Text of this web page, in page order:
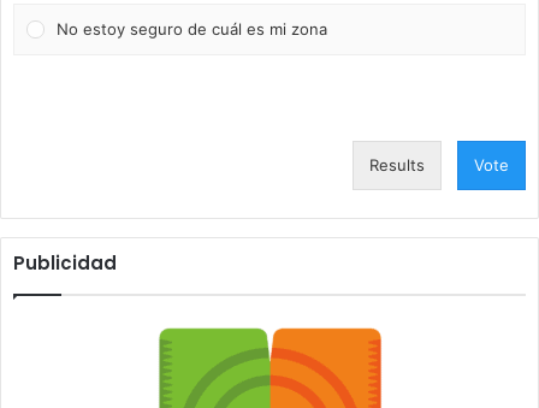
No estoy seguro de cuál es mi zona
Results Vote
Publicidad